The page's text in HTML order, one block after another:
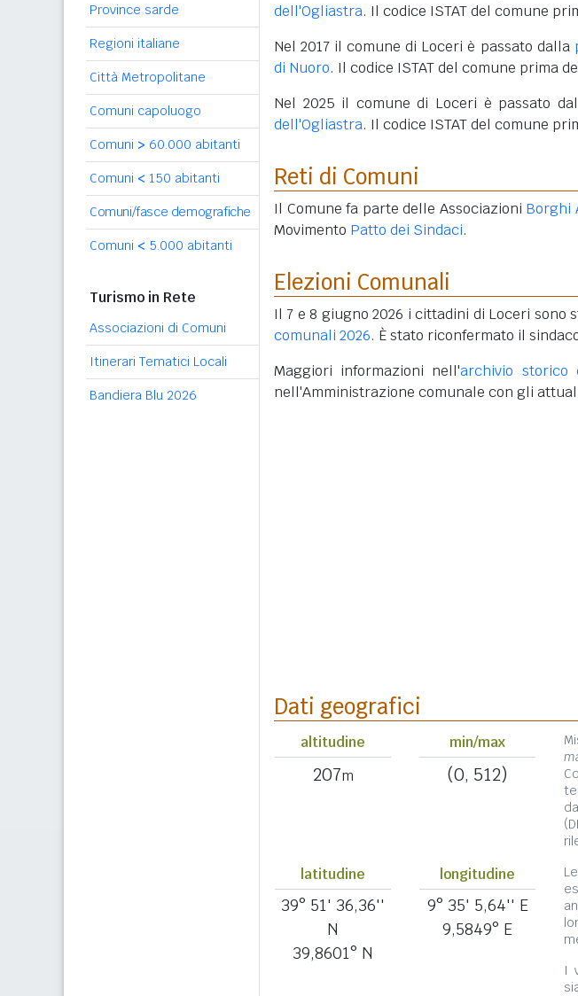
Province sarde
Regioni italiane
Città Metropolitane
Comuni capoluogo
Comuni > 60.000 abitanti
Comuni < 150 abitanti
Comuni/fasce demografiche
Comuni < 5.000 abitanti
Turismo in Rete
Associazioni di Comuni
Itinerari Tematici Locali
Bandiera Blu 2026
dell'Ogliastra. Il codice ISTAT del comune
Nel 2017 il comune di Loceri è passato dalla
di Nuoro. Il codice ISTAT del comune prima
Nel 2025 il comune di Loceri è passato
dell'Ogliastra. Il codice ISTAT del comune
Reti di Comuni
Il Comune fa parte delle Associazioni Borghi
Movimento Patto dei Sindaci.
Elezioni Comunali
Il 7 e 8 giugno 2026 i cittadini di Loceri
comunali 2026. È stato riconfermato il
Maggiori informazioni nell'archivio storico
nell'Amministrazione comunale con gli
Dati geografici
altitudine
207m
min/max
(0, 512)
latitudine
39° 51' 36,36''
N
39,8601° N
longitudine
9° 35' 5,64'' E
9,5849° E
I